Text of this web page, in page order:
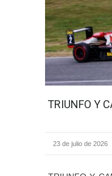
TRIUNFO Y
23 de julio de 2026